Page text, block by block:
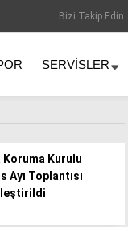
Bizi Takip Edin
SERVISLER
Koruma Kurulu
Ayı Toplantısı